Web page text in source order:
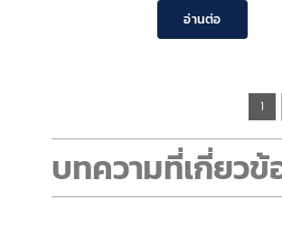
อ่านต่อ
1
บทความที่เกี่ยวข้